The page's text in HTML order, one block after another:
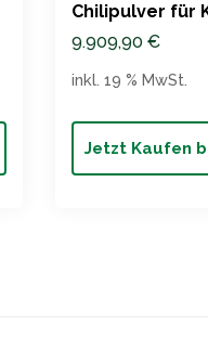
Chilipulver für
9.909,90 €
Jetzt Kaufen
inkl. 19 % MwSt.